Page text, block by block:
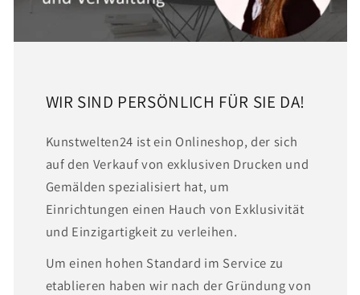
WIR SIND PERSÖNLICH FÜR SIE DA!
Kunstwelten24 ist ein Onlineshop, der sich
auf den Verkauf von exklusiven Drucken und
Gemälden spezialisiert hat, um
Einrichtungen einen Hauch von Exklusivität
und Einzigartigkeit zu verleihen.
Um einen hohen Standard im Service zu
etablieren haben wir nach der Gründung von